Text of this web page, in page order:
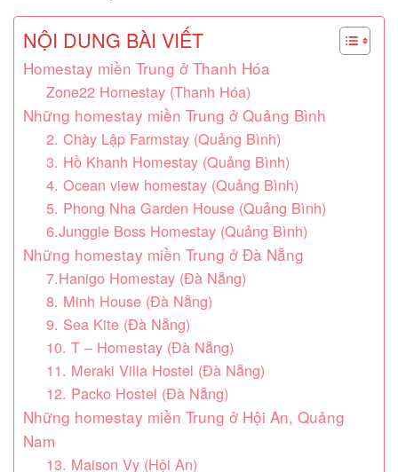
NỘI DUNG BÀI VIẾT
Homestay miền Trung ở Thanh Hóa
Zone22 Homestay (Thanh Hóa)
Những homestay miền Trung ở Quảng Bình
2. Chày Lập Farmstay (Quảng Bình)
3. Hồ Khanh Homestay (Quảng Bình)
4. Ocean view homestay (Quảng Bình)
5. Phong Nha Garden House (Quảng Bình)
6.Junggle Boss Homestay (Quảng Bình)
Những homestay miền Trung ở Đà Nẵng
7.Hanigo Homestay (Đà Nẵng)
8. Minh House (Đà Nẵng)
9. Sea Kite (Đà Nẵng)
10. T – Homestay (Đà Nẵng)
11. Meraki Villa Hostel (Đà Nẵng)
12. Packo Hostel (Đà Nẵng)
Những homestay miền Trung ở Hội An, Quảng
Nam
13. Maison Vy (Hội An)